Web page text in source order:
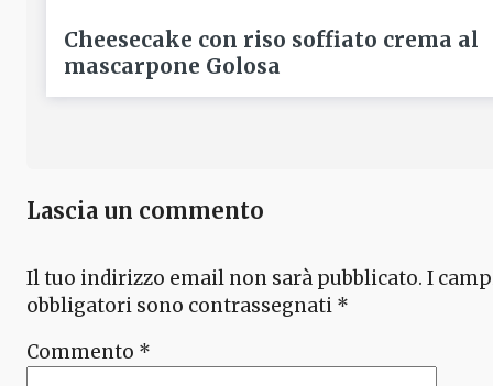
Cheesecake con riso soffiato crema al
mascarpone Golosa
Lascia un commento
Il tuo indirizzo email non sarà pubblicato. I
obbligatori sono contrassegnati *
Commento *